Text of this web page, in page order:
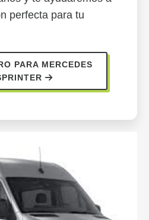
perfecta para tu
PARA MERCEDES